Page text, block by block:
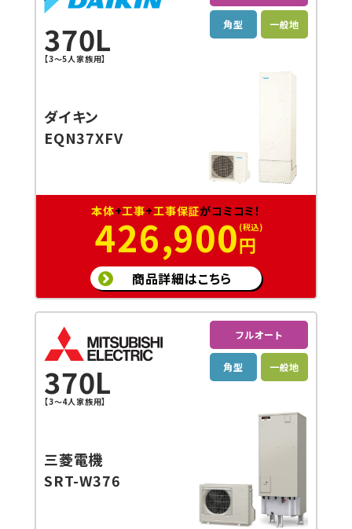
370L
【3〜5人家族用】
角型 一般地
ダイキン
EQN37XFV
本体+工事+工事保証がコミコミ！
426,900円
商品詳細はこちら
370L
【3～4人家族用】
フルオート
角型 一般地
三菱電機
SRT-W376